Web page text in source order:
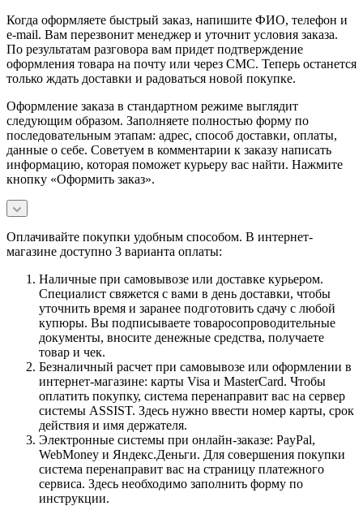
Когда оформляете быстрый заказ, напишите ФИО, телефон и
e-mail. Вам перезвонит менеджер и уточнит условия заказа.
По результатам разговора вам придет подтверждение
оформления товара на почту или через СМС. Теперь останется
только ждать доставки и радоваться новой покупке.
Оформление заказа в стандартном режиме выглядит
следующим образом. Заполняете полностью форму по
последовательным этапам: адрес, способ доставки, оплаты,
данные о себе. Советуем в комментарии к заказу написать
информацию, которая поможет курьеру вас найти. Нажмите
кнопку «Оформить заказ».
Оплачивайте покупки удобным способом. В интернет-
магазине доступно 3 варианта оплаты:
Наличные при самовывозе или доставке курьером.
Специалист свяжется с вами в день доставки, чтобы
уточнить время и заранее подготовить сдачу с любой
купюры. Вы подписываете товаросопроводительные
документы, вносите денежные средства, получаете
товар и чек.
Безналичный расчет при самовывозе или оформлении в
интернет-магазине: карты Visa и MasterCard. Чтобы
оплатить покупку, система перенаправит вас на сервер
системы ASSIST. Здесь нужно ввести номер карты, срок
действия и имя держателя.
Электронные системы при онлайн-заказе: PayPal,
WebMoney и Яндекс.Деньги. Для совершения покупки
система перенаправит вас на страницу платежного
сервиса. Здесь необходимо заполнить форму по
инструкции.